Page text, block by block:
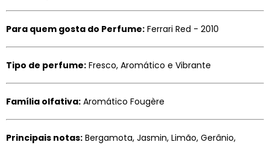
Para quem gosta do Perfume: Ferrari Red - 2010
Tipo de perfume: Fresco, Aromático e Vibrante
Família olfativa: Aromático Fougère
Principais notas: Bergamota, Jasmin, Limão, Gerânio,